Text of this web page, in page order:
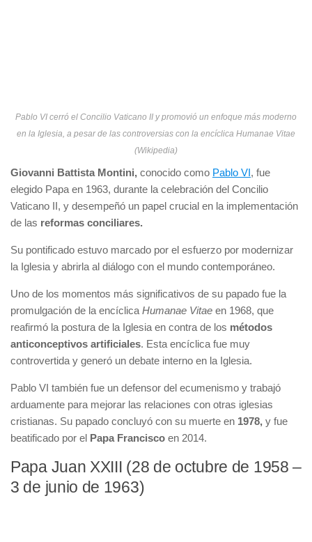
Pablo VI cerró el Concilio Vaticano II y promovió un enfoque más moderno
en la Iglesia, a pesar de las controversias con la encíclica Humanae Vitae
(Wikipedia)
Giovanni Battista Montini, conocido como Pablo VI, fue
elegido Papa en 1963, durante la celebración del Concilio
Vaticano II, y desempeñó un papel crucial en la implementación
de las reformas conciliares.
Su pontificado estuvo marcado por el esfuerzo por modernizar
la Iglesia y abrirla al diálogo con el mundo contemporáneo.
Uno de los momentos más significativos de su papado fue la
promulgación de la encíclica Humanae Vitae en 1968, que
reafirmó la postura de la Iglesia en contra de los métodos
anticonceptivos artificiales. Esta encíclica fue muy
controvertida y generó un debate interno en la Iglesia.
Pablo VI también fue un defensor del ecumenismo y trabajó
arduamente para mejorar las relaciones con otras iglesias
cristianas. Su papado concluyó con su muerte en 1978, y fue
beatificado por el Papa Francisco en 2014.
Papa Juan XXIII (28 de octubre de 1958 –
3 de junio de 1963)